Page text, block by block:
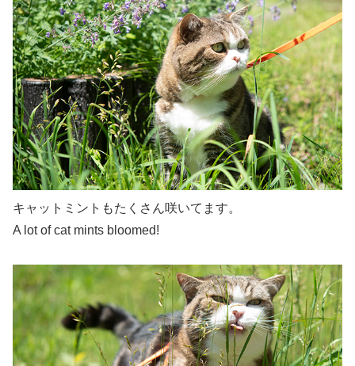
キャットミントもたくさん咲いてます。
A lot of cat mints bloomed!